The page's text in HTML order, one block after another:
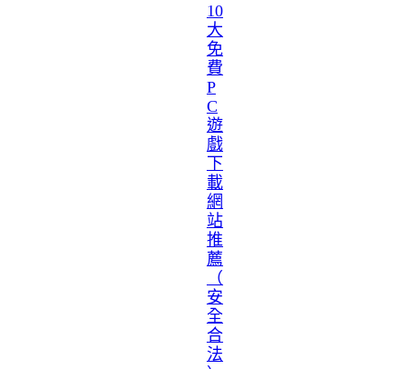
10
大
免
費
P
C
遊
戲
下
載
網
站
推
薦
（
安
全
合
法